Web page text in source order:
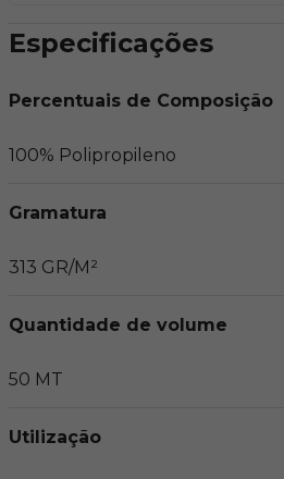
Especificações
Percentuais de Composição
100% Polipropileno
Gramatura
313 GR/M²
Quantidade de volume
50 MT
Utilização